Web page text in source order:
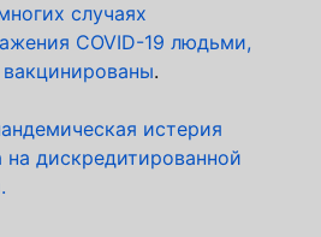
случаях
COVID-19 людьми,
.
истерия
на дискредитированной